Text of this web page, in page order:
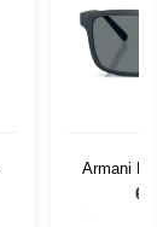
Armani
839980